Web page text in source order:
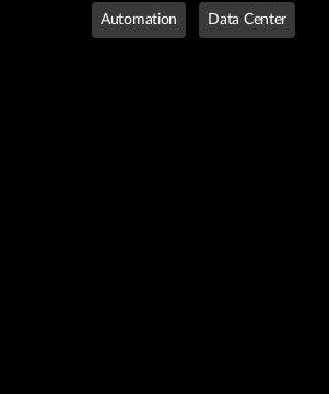
Automation Data Center